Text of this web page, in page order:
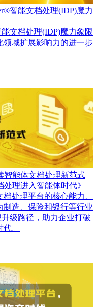
智能文档处理(IDP)魔力
文档处理(IDP)魔力象限
领域扩展影响力的进一步
智能体文档处理新范式
理进入智能体时代》
处理平台的核心能力、
造、保险和银行等行业
级路径，助力企业打破
。